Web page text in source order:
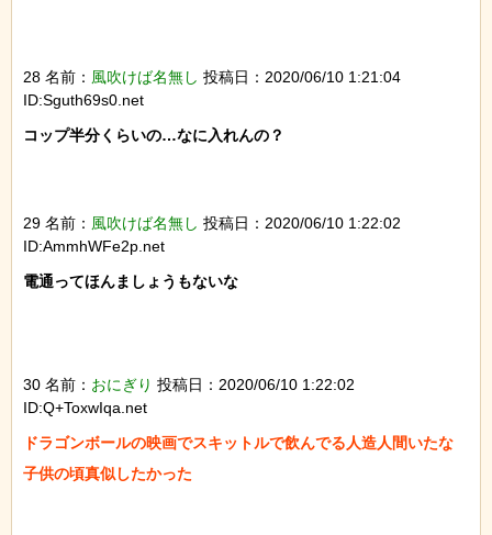
28 名前： 風吹けば名無し 投稿日：2020/06/10 1:21:04
ID:Sguth69s0.net
コップ半分くらいの…なに入れんの？
29 名前： 風吹けば名無し 投稿日：2020/06/10 1:22:02
ID:AmmhWFe2p.net
電通ってほんましょうもないな
30 名前： おにぎり 投稿日：2020/06/10 1:22:02
ID:Q+ToxwIqa.net
ドラゴンボールの映画でスキットルで飲んでる人造人間いたな
子供の頃真似したかった